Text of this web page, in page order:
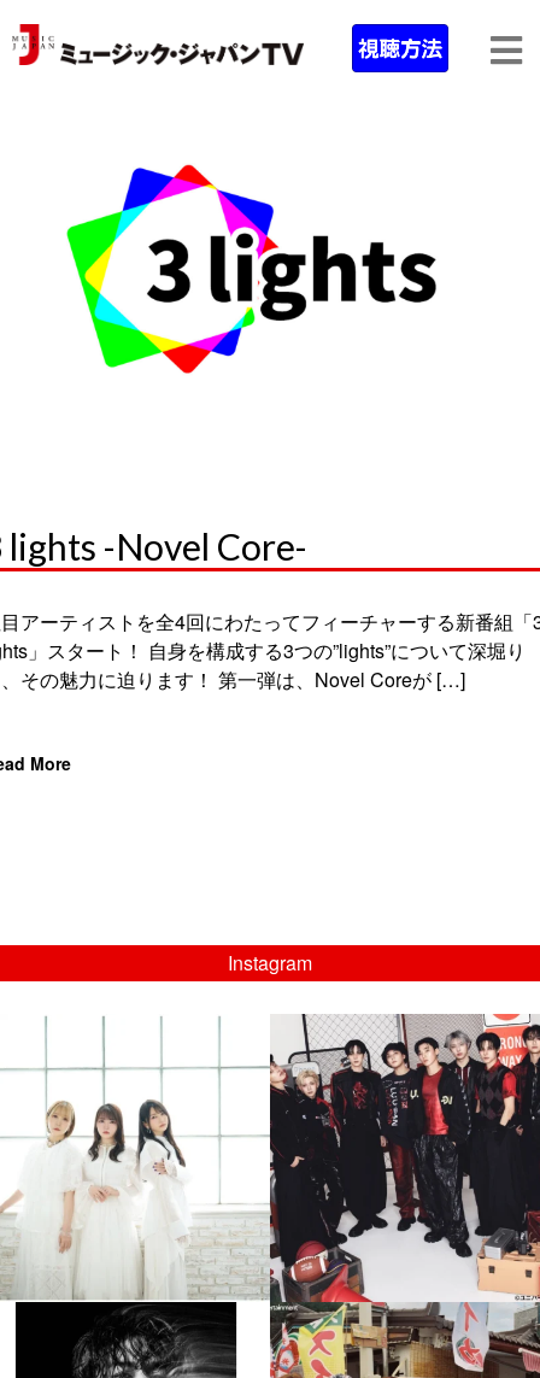
lights -Novel Core-
アーティストを全4回にわたってフィーチャーする新番組「
」スタート！ 自身を構成する3つの”lights”について深堀り
その魅力に迫ります！ 第一弾は、Novel Coreが […]
More
Instagram
...
8月 4
4 0
musicjapantv
💡08/05(水)23:00特番放送！
...
8月 4
4 0
musicjapantv
💡8月特番放送決定！
...
musicjapantv
💡8月特番放送決定！
...